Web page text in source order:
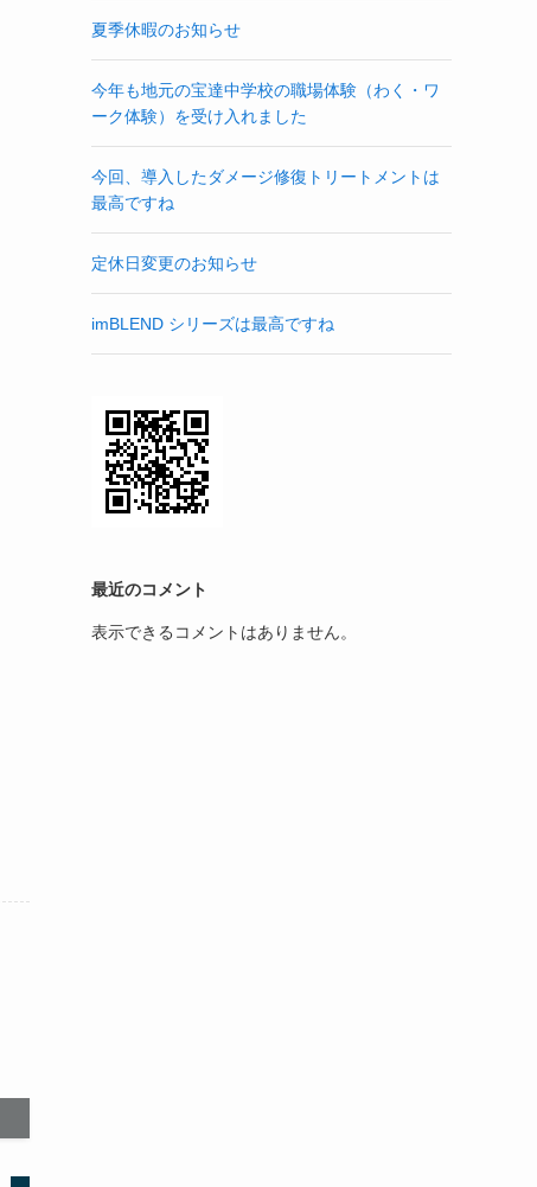
夏季休暇のお知らせ
今年も地元の宝達中学校の職場体験（わく・ワ
ーク体験）を受け入れました
今回、導入したダメージ修復トリートメントは
最高ですね
定休日変更のお知らせ
imBLEND シリーズは最高ですね
最近のコメント
表示できるコメントはありません。